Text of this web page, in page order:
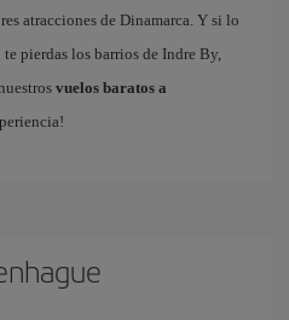
atracciones de Dinamarca. Y si lo
pierdas los barrios de Indre By,
vuelos baratos a